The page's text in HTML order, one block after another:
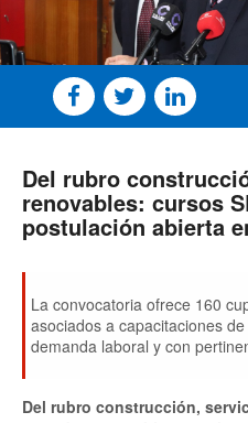
Del rubro
renovables: cursos
postulación abierta
La convocatoria ofrece 160
asociados a capacitaciones
demanda laboral y con
Del rubro construcción,